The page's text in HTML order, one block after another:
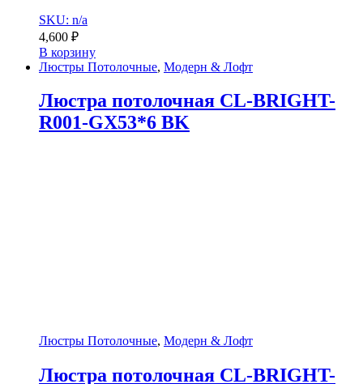
SKU: n/a
4,600 ₽
В корзину
Люстры Потолочные, Модерн & Лофт
Люстра потолочная CL-BRIGHT-
R001-GX53*6 BK
Люстры Потолочные, Модерн & Лофт
Люстра потолочная CL-BRIGHT-